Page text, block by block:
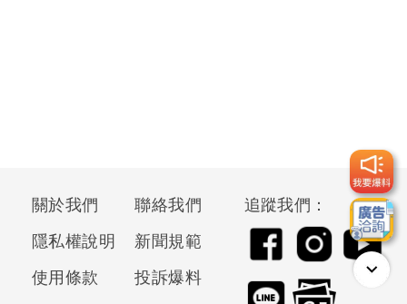
關於我們
聯絡我們
隱私權說明
新聞規範
使用條款
投訴爆料
追蹤我們：